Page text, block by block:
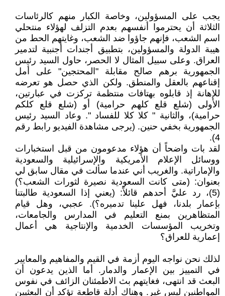
يجب على المسؤولين، وخاصة الكبار منهم كالرئاسات
الثلاثة أن يحترموا أنفسهم بعدم التزلف لهؤلاء منتحلي
اسم الشعب، فإنهم جاؤوا ضد الشعب، وغايتهم الحط من
هيبة الدولة والمسؤولين، بتطبيق أجندات أجنبية لتدمير
العراق. وعلى سبيل المثال لا الحصر، حاول السيد رئيس
الجمهورية برهم صالح مقابلة "المحتجين" على أمل
إقناعهم بالعقل والمنطق. ولكن الذي حصل هو تعرضه
للإهانة إذ قابلوه بهتافات منتظمة تركزت في عبارتين،
الأولى (شلع قلع كلهم حرامية) أو (شلع قلع كلكم
حرامية)، والثانية " كلا كلا للفساد ". وعاد السيد رئيس
الجمهورية بخفي حنين. (يرجى مشاهدة الفيديو رابط رقم
4).
لقد بات واضحاً أن هؤلاء مدعومون من قبل استخبارات
ووسائل الإعلام الأمريكية والإسرائيلية والسعودية
والإماراتية. والغريب أني عندما سألت في مقال سابق لي
بعنوان: (متى كانت السعودية نصيرة لثورات الشعب؟)
(5)، رد عليَّ أحدهم قائلاً: (يعني إذا السعودية طالبتنا
بإعمار بلدنا، فهل علينا تدميره؟). عجبي، وهل قيام
المتظاهرين بمنع التعليم في المدارس والجامعات،
وتخريب المؤسسات الخدمية والإنتاجية هي أعمال
إعمارية للعراق؟
لذلك نحن نواجه اليوم أزمة في القيم والمفاهيم والمعايير
في التمييز بين الإعمار والدمار. أما الذين يدعون أن
البعث قد انتهى، فغايتهم بث الاطمئنان الزائف في نفوس
المواطنين ليس غير. وهناك أدلة قاطعة تؤكد أن البعثيين